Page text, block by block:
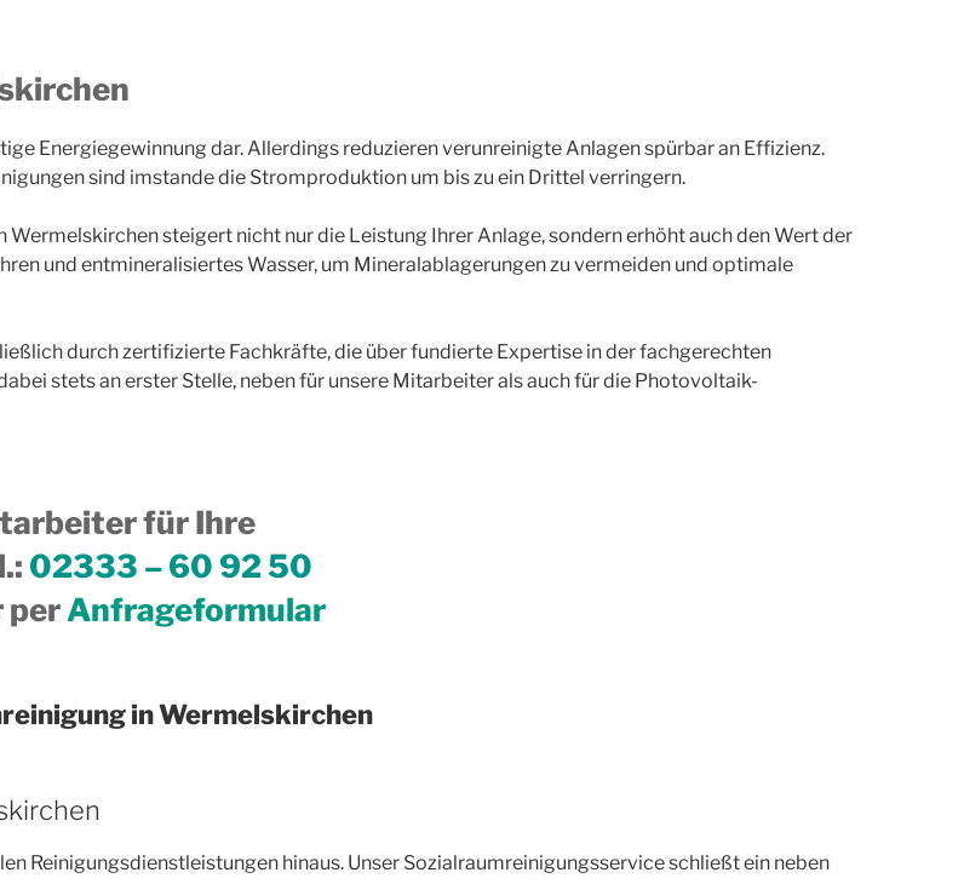
Energiegewinnung dar. Allerdings reduzieren verunreinigte Anlagen spürbar an Effizienz.
sind imstande die Stromproduktion um bis zu ein Drittel verringern.
steigert nicht nur die Leistung Ihrer Anlage, sondern erhöht auch den Wert der
und entmineralisiertes Wasser, um Mineralablagerungen zu vermeiden und optimale
durch zertifizierte Fachkräfte, die über fundierte Expertise in der fachgerechten
stets an erster Stelle, neben für unsere Mitarbeiter als auch für die Photovoltaik-
für Ihre
: 02333 – 60 92 50
perAnfrageformular
in Wermelskirchen
Reinigungsdienstleistungen hinaus. Unser Sozialraumreinigungsservice schließt ein neben